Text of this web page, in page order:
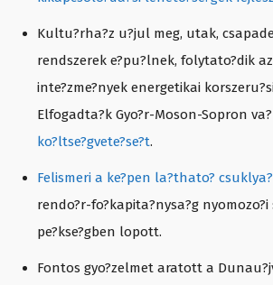
Kultu?rha?z u?jul meg, utak,
rendszerek e?pu?lnek, folytato?dik
inte?zme?nyek energetikai
Elfogadta?k Gyo?r-Moson-Sopron
ko?ltse?gvete?se?t.
Felismeri a ke?pen la?thato?
rendo?r-fo?kapita?nysa?g nyomozo?i
pe?kse?gben lopott.
Fontos gyo?zelmet aratott a